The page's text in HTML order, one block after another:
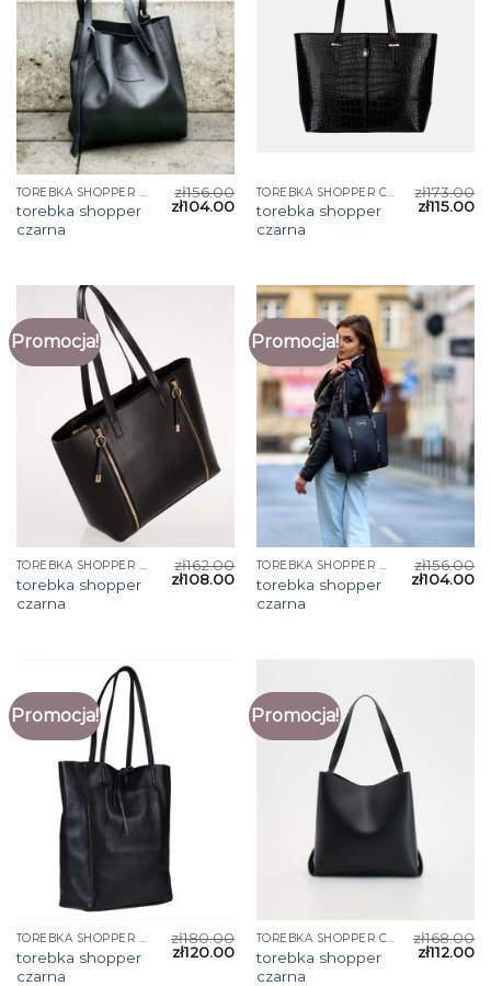
TOREBKA SHOPPER CZARNA
torebka shopper
czarna
zł156.00
zł104.00
TOREBKA SHOPPER CZARNA
torebka shopper
czarna
zł173.00
zł115.00
Promocja!
TOREBKA SHOPPER CZARNA
torebka shopper
czarna
zł162.00
zł108.00
Promocja!
TOREBKA SHOPPER CZARNA
torebka shopper
czarna
zł156.00
zł104.00
Promocja!
TOREBKA SHOPPER CZARNA
torebka shopper
czarna
zł180.00
zł120.00
Promocja!
TOREBKA SHOPPER CZARNA
torebka shopper
czarna
zł168.00
zł112.00